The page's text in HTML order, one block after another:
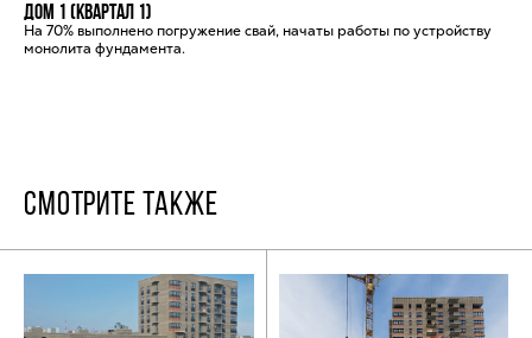
Дом 1 (квартал 1)
На 70% выполнено погружение свай, начаты работы по устройству
монолита фундамента.
СМОТРИТЕ ТАКЖЕ